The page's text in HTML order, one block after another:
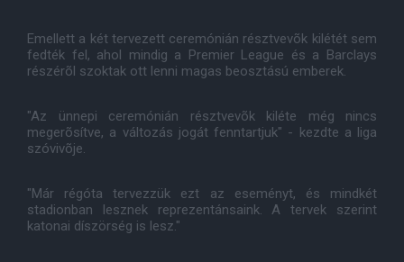
Emellett a két tervezett ceremónián résztvevõk kilétét sem
fedték fel, ahol mindig a Premier League és a Barclays
részérõl szoktak ott lenni magas beosztású emberek.
"Az ünnepi ceremónián résztvevõk kiléte még nincs
megerõsítve, a változás jogát fenntartjuk" - kezdte a liga
szóvivõje.
"Már régóta tervezzük ezt az eseményt, és mindkét
stadionban lesznek reprezentánsaink. A tervek szerint
katonai díszörség is lesz."